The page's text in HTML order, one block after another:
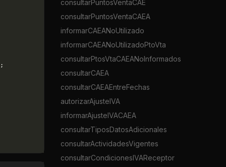
consultarPuntosVentaCAE
consultarPuntosVentaCAEA
informarCAEANoUtilizado
informarCAEANoUtilizadoPtoVta
consultarPtosVtaCAEANoInformados
consultarCAEA
consultarCAEAEntreFechas
autorizarAjusteIVA
informarAjusteIVACAEA
consultarTiposDatosAdicionales
consultarActividadesVigentes
consultarCondicionesIVAReceptor